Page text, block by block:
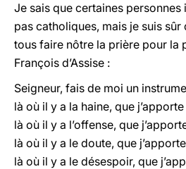
Je sais que certaines personnes
pas catholiques, mais je suis
tous faire nôtre la prière pour la
François d’Assise :
Seigneur, fais de moi un
là où il y a la haine, que j’apporte
là où il y a l’offense, que
là où il y a le doute, que
là où il y a le désespoir, que